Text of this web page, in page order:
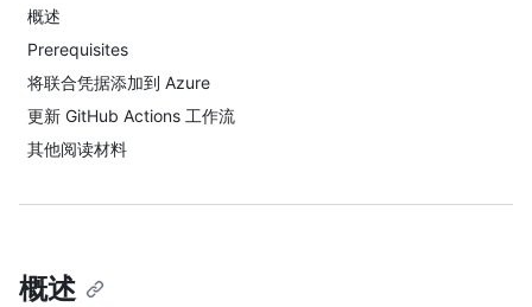
概述
Prerequisites
将联合凭据添加到 Azure
更新 GitHub Actions 工作流
其他阅读材料
概述